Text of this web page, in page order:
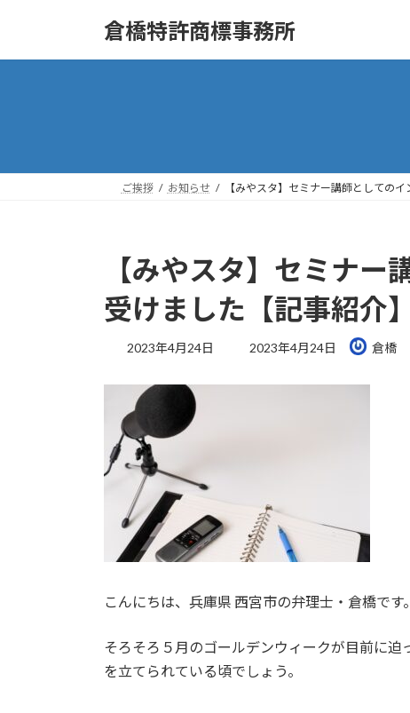
倉橋特許商標事務所
ご挨拶 お知らせ 【みやスタ】セミナー講師としての
【みやスタ】セミナー
受けました【記事紹介】
2023年4月24日
最
2023年4月24日 倉橋
こんにちは、兵庫県 西宮市の弁理士・倉橋です。
そろそろ５月のゴールデンウィークが目前に
を立てられている頃でしょう。